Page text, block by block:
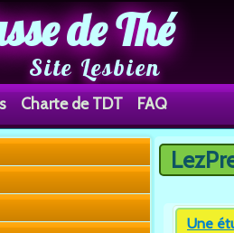
de Thé
Site Lesbien
Charte de TDT FAQ
Vous
Une